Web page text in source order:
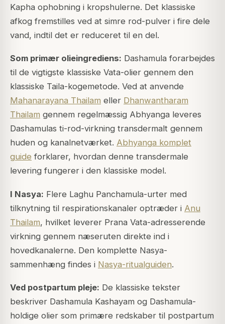
Kapha ophobning i kropshulerne. Det klassiske
afkog fremstilles ved at simre rod-pulver i fire dele
vand, indtil det er reduceret til en del.
Som primær olieingrediens: Dashamula forarbejdes
til de vigtigste klassiske Vata-olier gennem den
klassiske Taila-kogemetode. Ved at anvende
Mahanarayana Thailam eller Dhanwantharam
Thailam gennem regelmæssig Abhyanga leveres
Dashamulas ti-rod-virkning transdermalt gennem
huden og kanalnetværket. Abhyanga komplet
guide forklarer, hvordan denne transdermale
levering fungerer i den klassiske model.
I Nasya: Flere Laghu Panchamula-urter med
tilknytning til respirationskanaler optræder i Anu
Thailam, hvilket leverer Prana Vata-adresserende
virkning gennem næseruten direkte ind i
hovedkanalerne. Den komplette Nasya-
sammenhæng findes i Nasya-ritualguiden.
Ved postpartum pleje: De klassiske tekster
beskriver Dashamula Kashayam og Dashamula-
holdige olier som primære redskaber til postpartum